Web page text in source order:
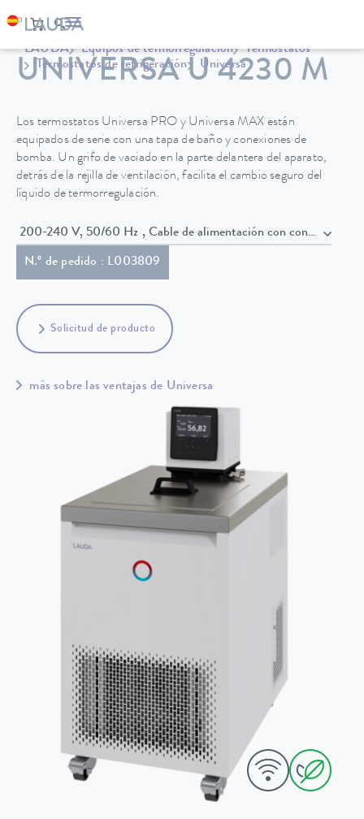
LAUDA Equipos de termorregulación
Termostatos
Termostatos de refrigeración
Universa
UNIVERSA U 4230 M
Los termostatos Universa PRO y Universa MAX están
equipados de serie con una tapa de baño y conexiones de
bomba. Un grifo de vaciado en la parte delantera del aparato,
detrás de la rejilla de ventilación, facilita el cambio seguro del
líquido de termorregulación.
200-240 V, 50/60 Hz , Cable de alimentación con
N.º de pedido : L003809
Solicitud de producto
más sobre las ventajas de Universa